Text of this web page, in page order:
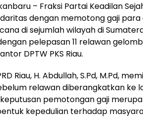
– Fraksi Partai Keadilan
dengan memotong gaji
di sejumlah wilayah di
pelepasan 11 relawan
DPTW PKS Riau.
Riau, H. Abdullah, S.Pd, M.Pd,
relawan diberangkatkan ke
pemotongan gaji
kepedulian terhadap